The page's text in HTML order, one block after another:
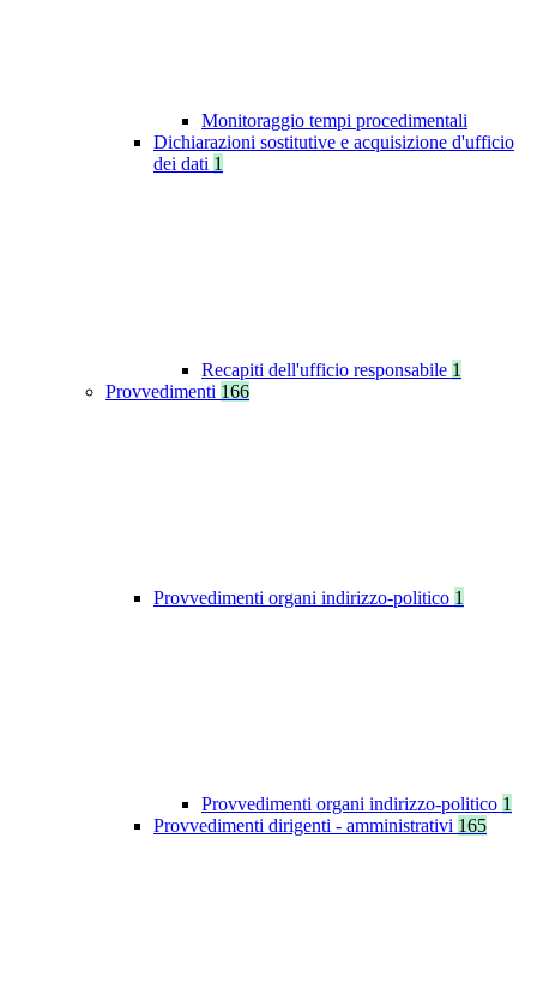
Monitoraggio tempi procedimentali
Dichiarazioni sostitutive e acquisizione d'ufficio
dei dati 1
Recapiti dell'ufficio responsabile 1
Provvedimenti 166
Provvedimenti organi indirizzo-politico 1
Provvedimenti organi indirizzo-politico 1
Provvedimenti dirigenti - amministrativi 165